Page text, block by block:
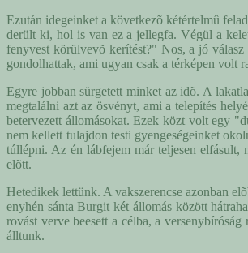
Ezután idegeinket a következõ kétértelmû
derült ki, hol is van ez a jellegfa. Végül a
fenyvest körülvevõ kerítést?" Nos, a jó
gondolhattak, ami ugyan csak a térképen volt
Egyre jobban sürgetett minket az idõ. A
megtalálni azt az ösvényt, ami a telepítés
betervezett állomásokat. Ezek közt volt egy
nem kellett tulajdon testi gyengeségeinket
túllépni. Az én lábfejem már teljesen elfásult,
elõtt.
Hetedikek lettünk. A vakszerencse azonban
enyhén sánta Burgit két állomás között
rovást verve beesett a célba, a
álltunk.